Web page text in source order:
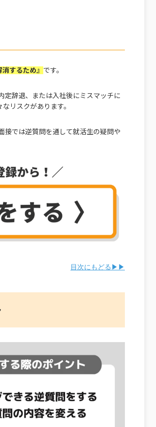
するため』 です。
定辞退、または入社後にミスマッチに
リスクがあります。
接では逆質問を通して就活生の疑問や
目次にもどる▶▶